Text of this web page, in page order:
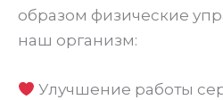
образом физические
наш организм:
Улучшение работы